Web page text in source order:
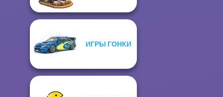
ИГРЫ ГОНКИ